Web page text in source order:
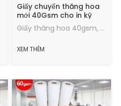
Giấy chuyển thăng hoa
mới 40Gsm cho in kỹ
thuật số
Giấy thăng hoa 40gsm, Tỷ lệ chuyển, hiệu ứng chuyển nhiệt tốt, lượng mực tối đa, tốc độ sấy nhanh, chạy trong tình trạng tốt.
XEM THÊM